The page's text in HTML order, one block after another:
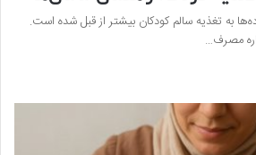
به تغذیه سالم کودکان بیشتر از قبل شده است.
مصرف…